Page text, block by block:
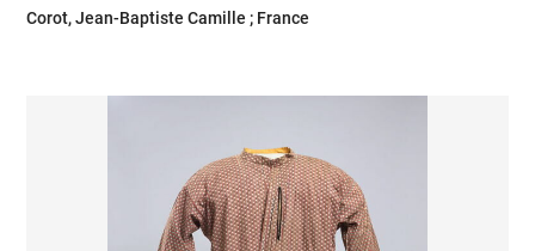
Corot, Jean-Baptiste Camille ; France